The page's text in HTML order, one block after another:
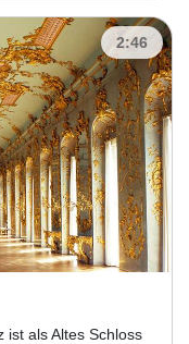
2:46
ist als Altes Schloss